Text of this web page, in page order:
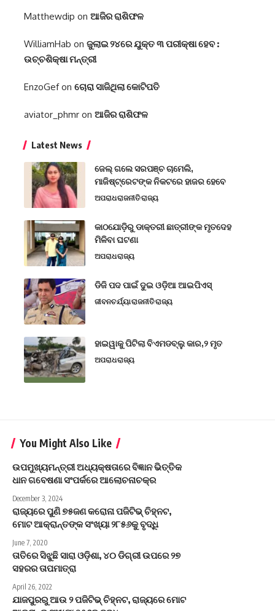
Matthewdip on ଆଜିର ରାଶିଫଳ
WilliamHab on ଜୁଲାଇ ୨୪ରେ ଯୁକ୍ତ ୩ ପରୀକ୍ଷା ହେବ :
ଉଚ୍ଚଶିକ୍ଷା ମନ୍ତ୍ରୀ
EnzoGefon ଚୋରା ସାଜିଥିଲା କୋଟିପତି
aviator_phmr on ଆଜିର ରାଶିଫଳ
Latest News
ଜେଲ୍ ଗଲେ ସରପଞ୍ଚ ଚାମେଲି,
ମାଜିଷ୍ଟ୍ରେଟଙ୍କ ନିକଟରେ ହାଜର ହେବେ
ଅପରାଧରାଜନୀତିରାଜ୍ୟ
କାଠଯୋଡ଼ିରୁ ଡାକ୍ତରୀ ଛାତ୍ରୀଙ୍କ ମୃତଦେହ
ମିଳିବା ଘଟଣା
ଅପରାଧରାଜ୍ୟ
ଡିଜି ପଦ ପାଇଁ ଦୁଇ ଓଡ଼ିଆ ଆଇପିଏସ୍
ଜୀବନଚର୍ଯ୍ୟାରାଜନୀତିରାଜ୍ୟ
ହାଇୱାକୁ ପିଟିଲା ବିଏମଡବ୍ଲୁ କାର,୨ ମୃତ
ଅପରାଧରାଜ୍ୟ
You Might Also Like
ଉପମୁଖ୍ୟମନ୍ତ୍ରୀ ଅଧ୍ୟକ୍ଷତାରେ ବିଜ୍ଞାନ ଭିତ୍ତିକ
ଧାନ ଗବେଷଣା ସଂପର୍କରେ ଆଲୋଚନାଚକ୍ର
December 3, 2024
ରାଜ୍ୟରେ ପୁଣି ୭୫ଜଣ କରୋନା ପଜିଟିଭ୍ ଚିହ୍ନଟ,
ମୋଟ ଆକ୍ରାନ୍ତଙ୍କ ସଂଖ୍ୟା ୨୮୫୬କୁ ବୃଦ୍ଧି
June 7, 2020
ତାତିରେ ସିଝୁଛି ସାରା ଓଡ଼ିଶା, ୪୦ ଡିଗ୍ରୀ ଉପରେ ୨୭
ସହରର ତାପମାତ୍ରା
April 26, 2022
ଯାଜପୁରରୁ ଆଉ ୨ ପଜିଟିଭ୍‌ ଚିହ୍ନଟ, ରାଜ୍ୟରେ ମୋଟ